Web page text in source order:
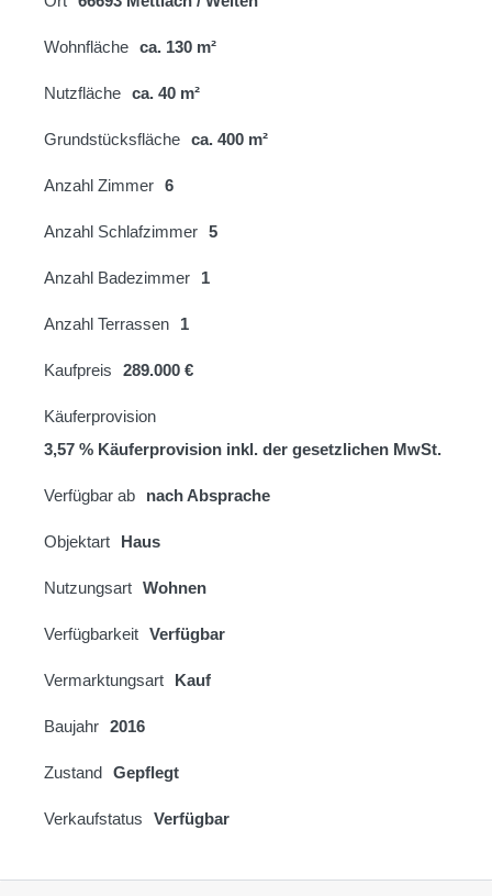
Wohnfläche ca. 130 m²
Nutzfläche ca. 40 m²
Grundstücksfläche ca. 400 m²
Anzahl Zimmer 6
Anzahl Schlafzimmer 5
Anzahl Badezimmer 1
Anzahl Terrassen 1
Kaufpreis 289.000 €
Käuferprovision
3,57 % Käuferprovision inkl. der gesetzlichen MwSt.
Verfügbar ab nach Absprache
Objektart Haus
Nutzungsart Wohnen
Verfügbarkeit Verfügbar
Vermarktungsart Kauf
Baujahr 2016
Zustand Gepflegt
Verkaufstatus Verfügbar